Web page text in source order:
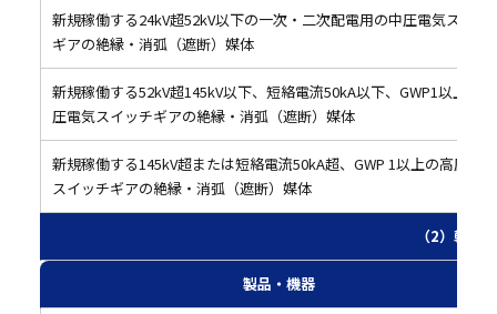
新規稼働する24kV超52kV以下の一次・二次配電用の中圧電気スイッ
ギアの絶縁・消弧（遮断）媒体
新規稼働する52kV超145kV以下、短絡電流50kA以下、GWP1以上の高
圧電気スイッチギアの絶縁・消弧（遮断）媒体
新規稼働する145kV超または短絡電流50kA超、GWP 1以上の高圧電気
スイッチギアの絶縁・消弧（遮断）媒体
（2）輸出入
製品・機器